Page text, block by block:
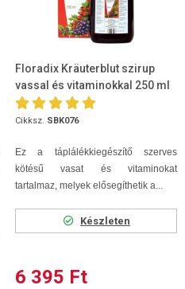
Floradix Kräuterblut szirup
vassal és vitaminokkal 250 ml
Cikksz. SBK076
Ez a táplálékkiegészítő szerves
kötésű vasat és vitaminokat
tartalmaz, melyek elősegíthetik a...
Készleten
6 395 Ft